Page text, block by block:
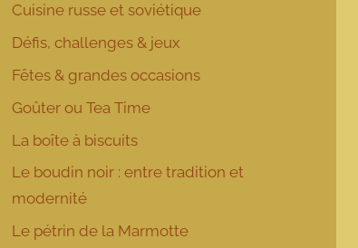
Cuisine russe et soviétique
Défis, challenges & jeux
Fêtes & grandes occasions
Goûter ou Tea Time
La boîte à biscuits
Le boudin noir : entre tradition et
modernité
Le pétrin de la Marmotte